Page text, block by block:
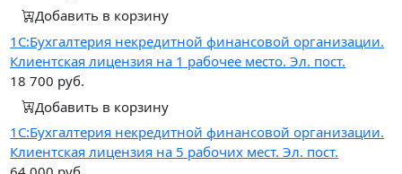
Добавить в корзину
1С:Бухгалтерия некредитной финансовой организации.
Клиентская лицензия на 1 рабочее место. Эл. пост.
18 700 руб.
Добавить в корзину
1С:Бухгалтерия некредитной финансовой организации.
Клиентская лицензия на 5 рабочих мест. Эл. пост.